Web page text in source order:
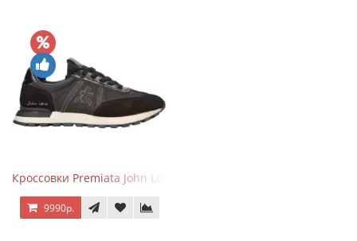
Кроссовки Premiata John Low черные
9990р.